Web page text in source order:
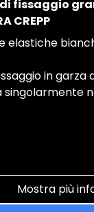
fissaggio
CREPP
elastiche
in garza
singolarmente
Mostra più